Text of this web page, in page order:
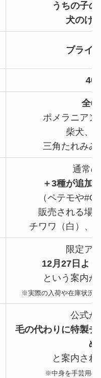
うちの子
犬のけ
ブライ
全6
ポメラニアン
柴犬、
三角たれみみ
通常
＋3種が追加
（ペテモや
販売される場
チワワ（白）、
限定ア
12月27日よ
という案内
※実際の入荷や在庫状況
公式か
毛の代わりに特製
め
と案内さ
※中身を手芸用の